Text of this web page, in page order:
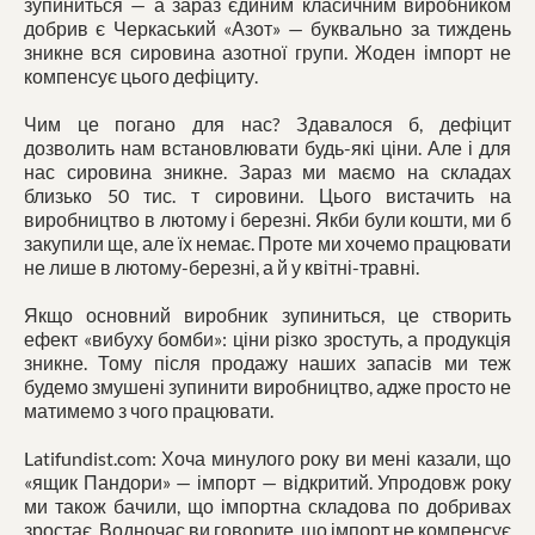
добрив є Черкаський «Азот» — буквально за тиждень
зникне вся сировина азотної групи. Жоден імпорт не
компенсує цього дефіциту.
Чим це погано для нас? Здавалося б, дефіцит
дозволить нам встановлювати будь-які ціни. Але і для
нас сировина зникне. Зараз ми маємо на складах
близько 50 тис. т сировини. Цього вистачить на
виробництво в лютому і березні. Якби були кошти, ми б
закупили ще, але їх немає. Проте ми хочемо працювати
не лише в лютому-березні, а й у квітні-травні.
Якщо основний виробник зупиниться, це створить
ефект «вибуху бомби»: ціни різко зростуть, а продукція
зникне. Тому після продажу наших запасів ми теж
будемо змушені зупинити виробництво, адже просто не
матимемо з чого працювати.
Latifundist.com: Хоча минулого року ви мені казали, що
«ящик Пандори» — імпорт — відкритий. Упродовж року
ми також бачили, що імпортна складова по добривах
зростає. Водночас ви говорите, що імпорт не компенсує